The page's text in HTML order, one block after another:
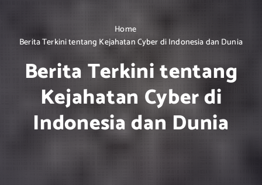
Home
Berita Terkini tentang Kejahatan Cyber di Indonesia dan Dunia
Berita Terkini tentang
Kejahatan Cyber di
Indonesia dan Dunia